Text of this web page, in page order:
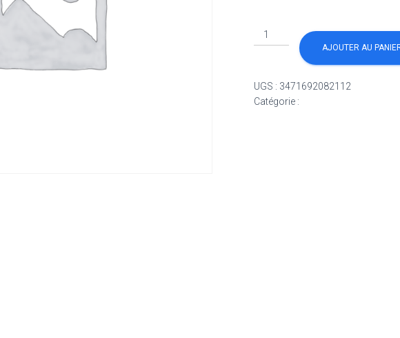
quantité
de
de
lapin
AJOUTER AU
UGS : 3471692082112
Catégorie :